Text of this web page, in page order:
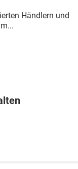
Händlern und